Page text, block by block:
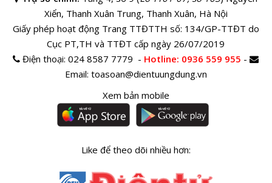
Xiển, Thanh Xuân Trung, Thanh Xuân, Hà Nội
Giấy phép hoạt động Trang TTĐTTH số: 134/GP-TTĐT do
Cục PT,TH và TTĐT cấp ngày 26/07/2019
Điện thoại:024 8587 7779 - Hotline: 0936 559 955 -
Email: toasoan@dientuungdung.vn
Xem bản mobile
Like để theo dõi nhiều hơn: